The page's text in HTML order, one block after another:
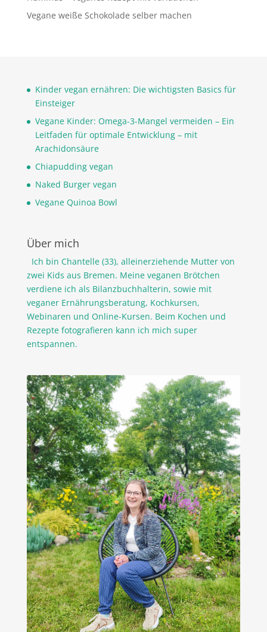
Vegane weiße Schokolade selber machen
Kinder vegan ernähren: Die wichtigsten Basics für
Einsteiger
Vegane Kinder: Omega-3-Mangel vermeiden – Ein
Leitfaden für optimale Entwicklung – mit
Arachidonsäure
Chiapudding vegan
Naked Burger vegan
Vegane Quinoa Bowl
Über mich
Ich bin Chantelle (33), alleinerziehende Mutter von
zwei Kids aus Bremen. Meine veganen Brötchen
verdiene ich als Bilanzbuchhalterin, sowie mit
veganer Ernährungsberatung, Kochkursen,
Webinaren und Online-Kursen. Beim Kochen und
Rezepte fotografieren kann ich mich super
entspannen.